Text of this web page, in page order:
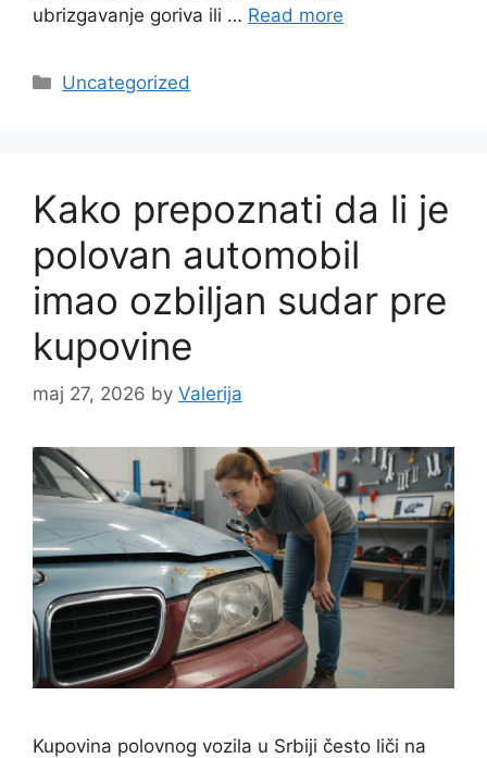
ubrizgavanje goriva ili … Read more
Categories
Uncategorized
Kako prepoznati da li je
polovan automobil
imao ozbiljan sudar pre
kupovine
maj 27, 2026 by Valerija
Kupovina polovnog vozila u Srbiji često liči na